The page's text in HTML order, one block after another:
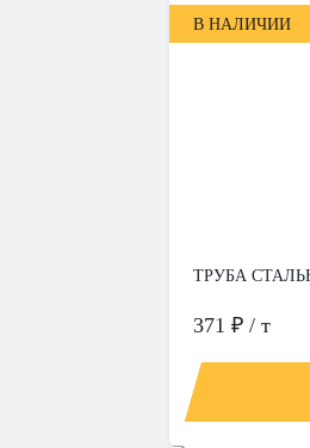
В НАЛИЧИИ
ТРУБА
371 ₽ / т